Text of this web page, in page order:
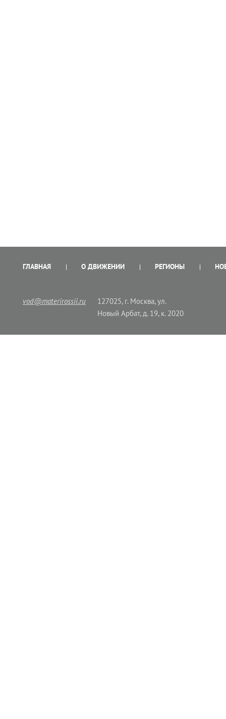
ГЛАВНАЯ О ДВИЖЕНИИ РЕГИОНЫ
vod@materirossii.ru
127025, г. Москва, ул.
Новый Арбат, д. 19, к. 2020